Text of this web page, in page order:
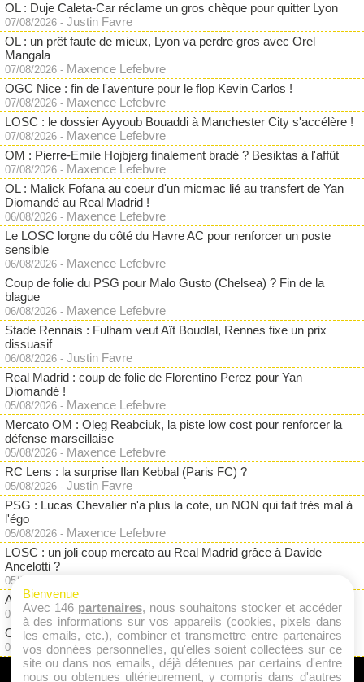
OL : Duje Caleta-Car réclame un gros chèque pour quitter Lyon
07/08/2026 - Justin Favre
OL : un prêt faute de mieux, Lyon va perdre gros avec Orel
Mangala
07/08/2026 - Maxence Lefebvre
OGC Nice : fin de l'aventure pour le flop Kevin Carlos !
07/08/2026 - Maxence Lefebvre
LOSC : le dossier Ayyoub Bouaddi à Manchester City s'accélère !
07/08/2026 - Maxence Lefebvre
OM : Pierre-Emile Hojbjerg finalement bradé ? Besiktas à l'affût
07/08/2026 - Maxence Lefebvre
OL : Malick Fofana au coeur d'un micmac lié au transfert de Yan
Diomandé au Real Madrid !
06/08/2026 - Maxence Lefebvre
Le LOSC lorgne du côté du Havre AC pour renforcer un poste
sensible
06/08/2026 - Maxence Lefebvre
Coup de folie du PSG pour Malo Gusto (Chelsea) ? Fin de la
blague
06/08/2026 - Maxence Lefebvre
Stade Rennais : Fulham veut Aït Boudlal, Rennes fixe un prix
dissuasif
06/08/2026 - Justin Favre
Real Madrid : coup de folie de Florentino Perez pour Yan
Diomandé !
05/08/2026 - Maxence Lefebvre
Mercato OM : Oleg Reabciuk, la piste low cost pour renforcer la
défense marseillaise
05/08/2026 - Maxence Lefebvre
RC Lens : la surprise Ilan Kebbal (Paris FC) ?
05/08/2026 - Justin Favre
PSG : Lucas Chevalier n'a plus la cote, un NON qui fait très mal à
l'égo
05/08/2026 - Maxence Lefebvre
LOSC : un joli coup mercato au Real Madrid grâce à Davide
Ancelotti ?
05/08/2026
ASSE : fin d'aventure pour un pari raté à 3M€ ?
05/08/2026 -Maxence Lefebvre
OM : Aguerd de retour chez un ex, mais pas au Stade Rennais ?
05/08/2026 -Maxence Lefebvre
Bienvenue
Avec 146 partenaires, nous souhaitons stocker et accéder
à des informations sur vos appareils (cookies, pixels dans
les emails, etc.), combiner et transmettre entre partenaires
vos données personnelles, qu'elles soient collectées sur ce
site ou dans nos emails, déjà détenues par certains d'entre
nous ou obtenues ultérieurement, y compris dans d'autres